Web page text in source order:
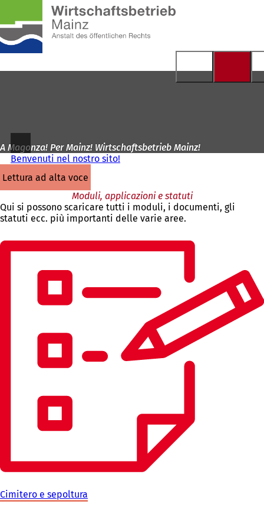
Vai al contenuto
iniziale
A Magonza! Per Mainz! Wirtschaftsbetrieb Mainz!
Benvenuti nel nostro sito!
lettura ad alta voce
Moduli, applicazioni e statuti
Qui si possono scaricare tutti i moduli, i documenti, gli
statuti ecc. più importanti delle varie aree.
Cimitero e sepoltura